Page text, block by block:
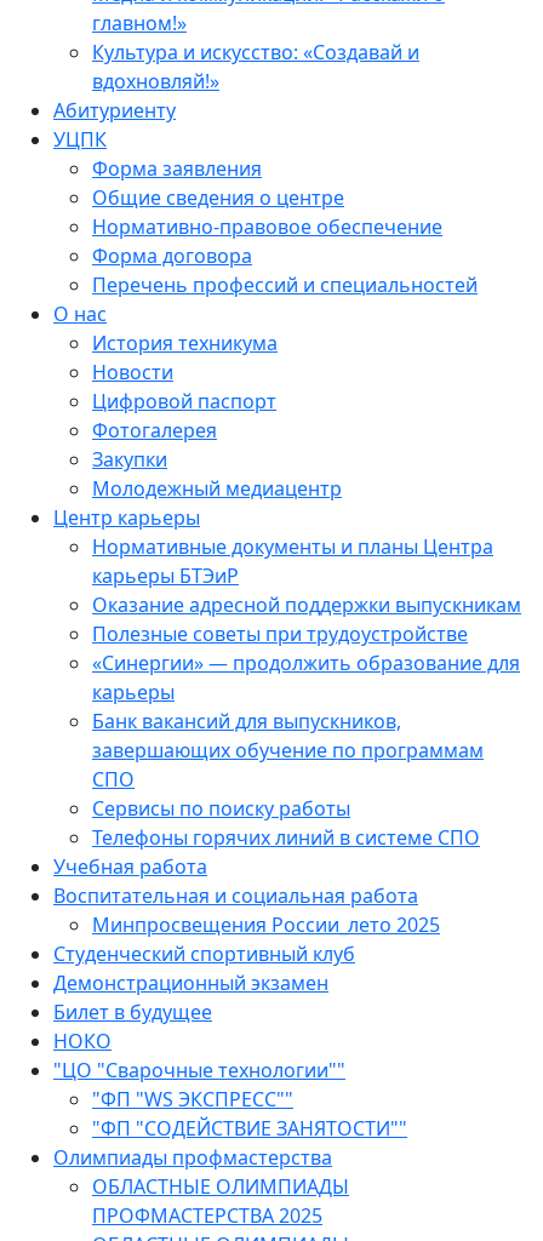
главном!»
Культура и искусство: «Создавай и
вдохновляй!»
Абитуриенту
УЦПК
Форма заявления
Общие сведения о центре
Нормативно-правовое обеспечение
Форма договора
Перечень профессий и специальностей
О нас
История техникума
Новости
Цифровой паспорт
Фотогалерея
Закупки
Молодежный медиацентр
Центр карьеры
Нормативные документы и планы Центра
карьеры БТЭиР
Оказание адресной поддержки выпускникам
Полезные советы при трудоустройстве
«Синергии» — продолжить образование для
карьеры
Банк вакансий для выпускников,
завершающих обучение по программам
СПО
Сервисы по поиску работы
Телефоны горячих линий в системе СПО
Учебная работа
Воспитательная и социальная работа
Минпросвещения России_лето 2025
Студенческий спортивный клуб
Демонстрационный экзамен
Билет в будущее
НОКО
"ЦО "Сварочные технологии""
"ФП "WS ЭКСПРЕСС""
"ФП "СОДЕЙСТВИЕ ЗАНЯТОСТИ""
Олимпиады профмастерства
ОБЛАСТНЫЕ ОЛИМПИАДЫ
ПРОФМАСТЕРСТВА 2025